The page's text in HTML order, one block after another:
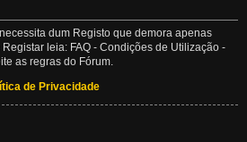
dum Registo que demora apenas
leia: FAQ - Condições de Utilização -
as regras do Fórum.
de Privacidade